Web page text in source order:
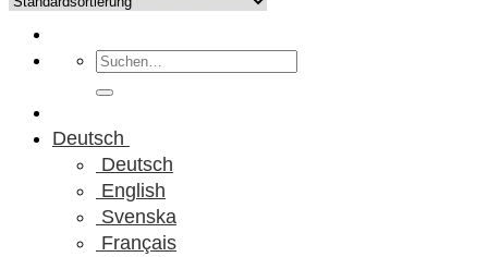
Suchen
nach:
Deutsch
Deutsch
English
Svenska
Français